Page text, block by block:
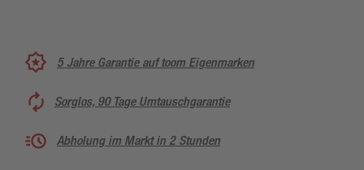
5 Jahre Garantie auf toom Eigenmarken
Sorglos, 90 Tage Umtauschgarantie
Abholung im Markt in 2 Stunden